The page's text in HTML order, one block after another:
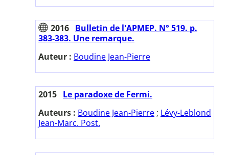
2016 Bulletin de l'APMEP. N° 519. p.
383-383. Une remarque.
Auteur : Boudine Jean-Pierre
2015 Le paradoxe de Fermi.
Auteurs : Boudine Jean-Pierre ; Lévy-Leblond
Jean-Marc. Post.